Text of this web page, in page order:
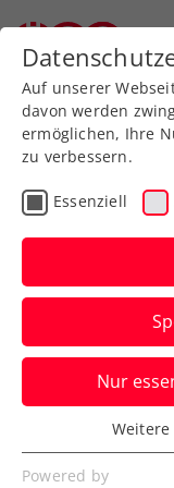
News filtern
Auf unserer
davon werden
ermöglichen, Ihre
zu verbessern.
Essenziell
Nur
Essenziell
Essenzielle
Powered by